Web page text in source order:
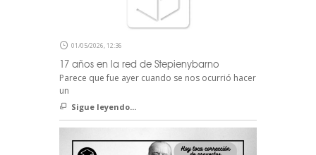
01/05/2026, 12:36
17 años en la red de Stepienybarno
Parece que fue ayer cuando se nos ocurrió hacer
un
Sigue leyendo...